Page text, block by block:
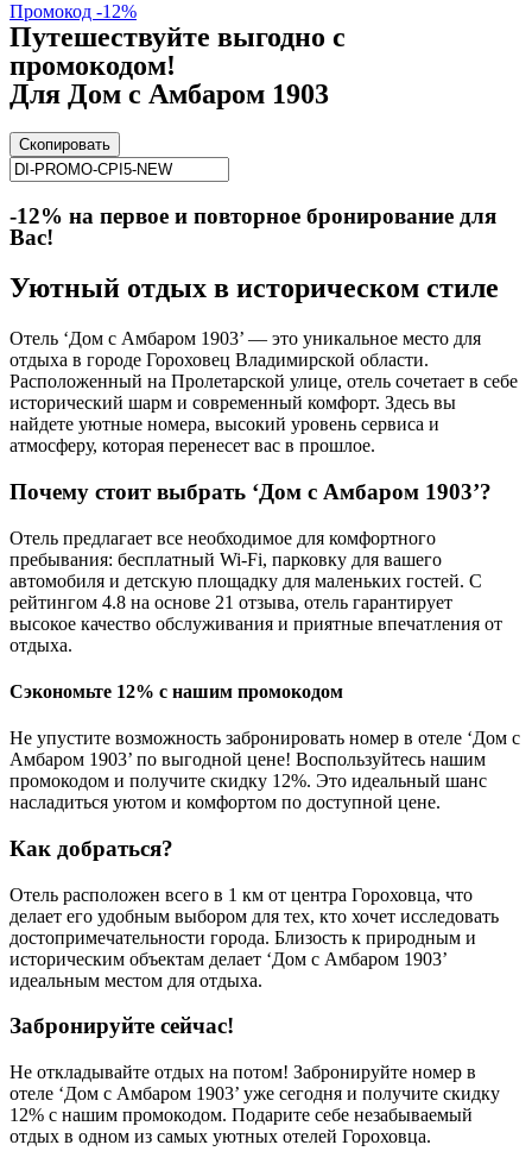
Промокод -12%
Путешествуйте выгодно с
промокодом!
Для Дом с Амбаром 1903
Скопировать
-12% на первое и повторное бронирование для
Вас!
Уютный отдых в историческом стиле
Отель ‘Дом с Амбаром 1903’ — это уникальное место для
отдыха в городе Гороховец Владимирской области.
Расположенный на Пролетарской улице, отель сочетает в себе
исторический шарм и современный комфорт. Здесь вы
найдете уютные номера, высокий уровень сервиса и
атмосферу, которая перенесет вас в прошлое.
Почему стоит выбрать ‘Дом с Амбаром 1903’?
Отель предлагает все необходимое для комфортного
пребывания: бесплатный Wi-Fi, парковку для вашего
автомобиля и детскую площадку для маленьких гостей. С
рейтингом 4.8 на основе 21 отзыва, отель гарантирует
высокое качество обслуживания и приятные впечатления от
отдыха.
Сэкономьте 12% с нашим промокодом
Не упустите возможность забронировать номер в отеле ‘Дом с
Амбаром 1903’ по выгодной цене! Воспользуйтесь нашим
промокодом и получите скидку 12%. Это идеальный шанс
насладиться уютом и комфортом по доступной цене.
Как добраться?
Отель расположен всего в 1 км от центра Гороховца, что
делает его удобным выбором для тех, кто хочет исследовать
достопримечательности города. Близость к природным и
историческим объектам делает ‘Дом с Амбаром 1903’
идеальным местом для отдыха.
Забронируйте сейчас!
Не откладывайте отдых на потом! Забронируйте номер в
отеле ‘Дом с Амбаром 1903’ уже сегодня и получите скидку
12% с нашим промокодом. Подарите себе незабываемый
отдых в одном из самых уютных отелей Гороховца.